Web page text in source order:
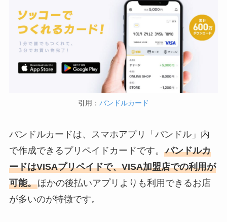
引用： バンドルカード
バンドルカードは、スマホアプリ「バンドル」内
で作成できるプリペイドカードです。 バンドルカ
ードはVISAプリペイドで、VISA加盟店での利用が
可能。ほかの後払いアプリよりも利用できるお店
が多いのが特徴です。